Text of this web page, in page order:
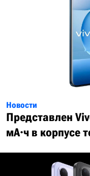
Новости
Представлен
мА·ч в корпусе